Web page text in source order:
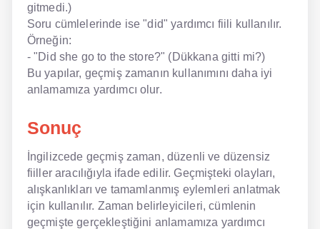
gitmedi.)
Soru cümlelerinde ise "did" yardımcı fiili kullanılır.
Örneğin:
- "Did she go to the store?" (Dükkana gitti mi?)
Bu yapılar, geçmiş zamanın kullanımını daha iyi
anlamamıza yardımcı olur.
Sonuç
İngilizcede geçmiş zaman, düzenli ve düzensiz
fiiller aracılığıyla ifade edilir. Geçmişteki olayları,
alışkanlıkları ve tamamlanmış eylemleri anlatmak
için kullanılır. Zaman belirleyicileri, cümlenin
geçmişte gerçekleştiğini anlamamıza yardımcı